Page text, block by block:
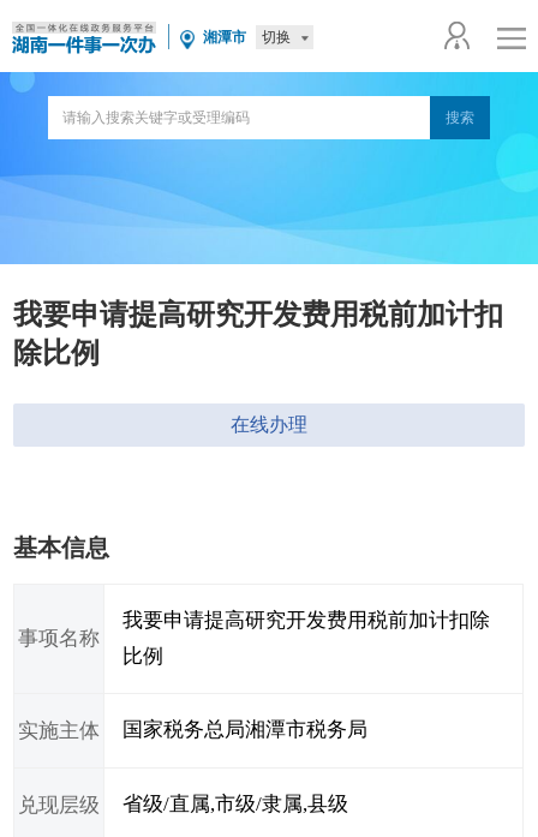
湘潭市 切换
我要申请提高研究开发费用税前加计扣
除比例
在线办理
基本信息
事项名称
我要申请提高研究开发费用税前加计扣除
比例
实施主体 国家税务总局湘潭市税务局
兑现层级 省级/直属,市级/隶属,县级